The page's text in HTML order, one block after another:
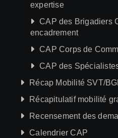
expertise
CAP des Brigadiers
encadrement
CAP Corps de
CAP des
Récap Mobilité SVT/
Récapitulatif mobilité
Recensement des
Calendrier CAP